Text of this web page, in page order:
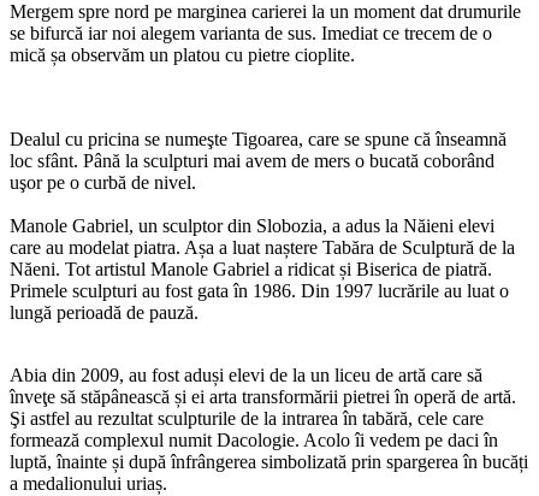
Mergem spre nord pe marginea carierei la un moment dat drumurile
se bifurcă iar noi alegem varianta de sus. Imediat ce trecem de o
mică șa observăm un platou cu pietre cioplite.
Dealul cu pricina se numeşte Tigoarea, care se spune că înseamnă
loc sfânt. Până la sculpturi mai avem de mers o bucată coborând
uşor pe o curbă de nivel.
Manole Gabriel, un sculptor din Slobozia, a adus la Năieni elevi
care au modelat piatra. Așa a luat naștere Tabăra de Sculptură de la
Năeni. Tot artistul Manole Gabriel a ridicat și Biserica de piatră.
Primele sculpturi au fost gata în 1986. Din 1997 lucrările au luat o
lungă perioadă de pauză.
Abia din 2009, au fost aduși elevi de la un liceu de artă care să
înveţe să stăpânească și ei arta transformării pietrei în operă de artă.
Şi astfel au rezultat sculpturile de la intrarea în tabără, cele care
formează complexul numit Dacologie. Acolo îi vedem pe daci în
luptă, înainte și după înfrângerea simbolizată prin spargerea în bucăți
a medalionului uriaș.